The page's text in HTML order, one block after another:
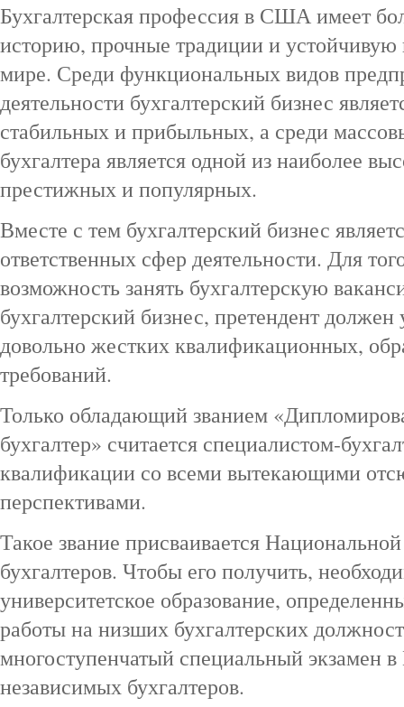
Бухгалтерская профессия в США имеет
историю, прочные традиции и
мире. Среди функциональных видов
деятельности бухгалтерский бизнес
стабильных и прибыльных, а среди
бухгалтера является одной из наиболее
престижных и популярных.
Вместе с тем бухгалтерский бизнес
ответственных сфер деятельности. Для
возможность занять бухгалтерскую
бухгалтерский бизнес, претендент должен
довольно жестких квалификационных,
требований.
Только обладающий званием
бухгалтер» считается
квалификации со всеми вытекающими
перспективами.
Такое звание присваивается
бухгалтеров. Чтобы его получить,
университетское образование,
работы на низших бухгалтерских
многоступенчатый специальный экзамен
независимых бухгалтеров.